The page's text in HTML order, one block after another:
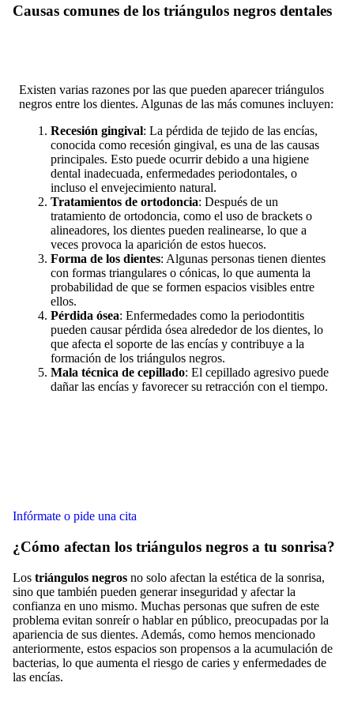
Causas comunes de los triángulos negros dentales
Existen varias razones por las que pueden aparecer triángulos
negros entre los dientes. Algunas de las más comunes incluyen:
Recesión gingival: La pérdida de tejido de las encías,
conocida como recesión gingival, es una de las causas
principales. Esto puede ocurrir debido a una higiene
dental inadecuada, enfermedades periodontales, o
incluso el envejecimiento natural.
Tratamientos de ortodoncia: Después de un
tratamiento de ortodoncia, como el uso de brackets o
alineadores, los dientes pueden realinearse, lo que a
veces provoca la aparición de estos huecos.
Forma de los dientes: Algunas personas tienen dientes
con formas triangulares o cónicas, lo que aumenta la
probabilidad de que se formen espacios visibles entre
ellos.
Pérdida ósea: Enfermedades como la periodontitis
pueden causar pérdida ósea alrededor de los dientes, lo
que afecta el soporte de las encías y contribuye a la
formación de los triángulos negros.
Mala técnica de cepillado: El cepillado agresivo puede
dañar las encías y favorecer su retracción con el tiempo.
Infórmate o pide una cita
¿Cómo afectan los triángulos negros a tu sonrisa?
Los triángulos negros no solo afectan la estética de la sonrisa,
sino que también pueden generar inseguridad y afectar la
confianza en uno mismo. Muchas personas que sufren de este
problema evitan sonreír o hablar en público, preocupadas por la
apariencia de sus dientes. Además, como hemos mencionado
anteriormente, estos espacios son propensos a la acumulación de
bacterias, lo que aumenta el riesgo de caries y enfermedades de
las encías.